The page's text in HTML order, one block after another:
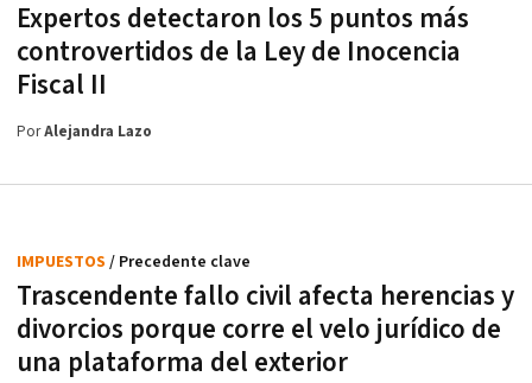
Expertos detectaron los 5 puntos más
controvertidos de la Ley de Inocencia
Fiscal II
PorAlejandra Lazo
Trascendente fallo civil afecta herencias y
divorcios porque corre el velo jurídico de
una plataforma del exterior
IMPUESTOS / Precedente clave